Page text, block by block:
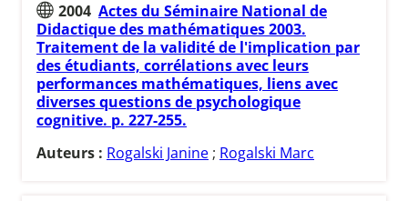
2004 Actes du Séminaire National de
Didactique des mathématiques 2003.
Traitement de la validité de l'implication par
des étudiants, corrélations avec leurs
performances mathématiques, liens avec
diverses questions de psychologique
cognitive. p. 227-255.
Auteurs : Rogalski Janine ; Rogalski Marc